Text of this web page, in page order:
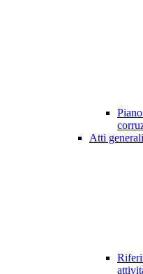
Atti generali